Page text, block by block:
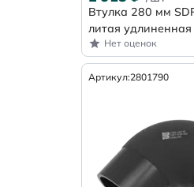
Втулка 280 мм
литая удлиненная
Нет оценок
Артикул:2801790